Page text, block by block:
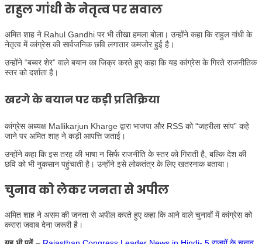
राहुल गांधी के नेतृत्व पर सवाल
अमित शाह ने Rahul Gandhi पर भी तीखा हमला बोला। उन्होंने कहा कि राहुल गांधी के
नेतृत्व में कांग्रेस की सार्वजनिक छवि लगातार कमजोर हुई है।
उन्होंने “बब्बर शेर” वाले बयान का जिक्र करते हुए कहा कि यह कांग्रेस के गिरते राजनीतिक
स्तर को दर्शाता है।
खरगे के बयान पर कड़ी प्रतिक्रिया
कांग्रेस अध्यक्ष Mallikarjun Kharge द्वारा भाजपा और RSS को “जहरीला सांप” कहे
जाने पर अमित शाह ने कड़ी आपत्ति जताई।
उन्होंने कहा कि इस तरह की भाषा न सिर्फ राजनीति के स्तर को गिराती है, बल्कि देश की
छवि को भी नुकसान पहुंचाती है। उन्होंने इसे लोकतंत्र के लिए खतरनाक बताया।
चुनाव को लेकर जनता से अपील
अमित शाह ने असम की जनता से अपील करते हुए कहा कि आने वाले चुनावों में कांग्रेस को
करारा जवाब देना जरूरी है।